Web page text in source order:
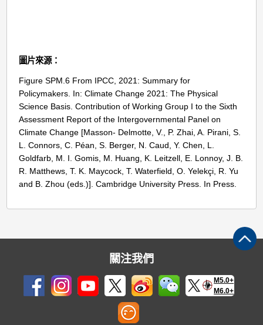
圖片來源：
Figure SPM.6 From IPCC, 2021: Summary for
Policymakers. In: Climate Change 2021: The Physical
Science Basis. Contribution of Working Group I to the Sixth
Assessment Report of the Intergovernmental Panel on
Climate Change [Masson- Delmotte, V., P. Zhai, A. Pirani, S.
L. Connors, C. Péan, S. Berger, N. Caud, Y. Chen, L.
Goldfarb, M. I. Gomis, M. Huang, K. Leitzell, E. Lonnoy, J. B.
R. Matthews, T. K. Maycock, T. Waterfield, O. Yelekçi, R. Yu
and B. Zhou (eds.)]. Cambridge University Press. In Press.
關注我們
M5.0+
M6.0+